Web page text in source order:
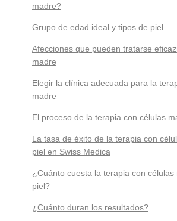
madre?
Grupo de edad ideal y tipos de piel
Afecciones que pueden tratarse
madre
Elegir la clínica adecuada para la
madre
El proceso de la terapia con células
La tasa de éxito de la terapia con
piel en Swiss Medica
¿Cuánto cuesta la terapia con células
piel?
¿Cuánto duran los resultados?